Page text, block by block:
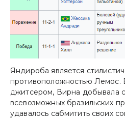
Яндироба является
противоположностью Лемос.
джитсером, Вирна добывала
всевозможных бразильских
удавалось сабмитить своих